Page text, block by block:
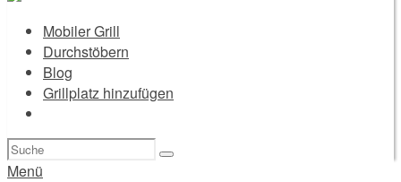
Mobiler Grill
Durchstöbern
Blog
Grillplatz hinzufügen
Suchen
nach:
Menü